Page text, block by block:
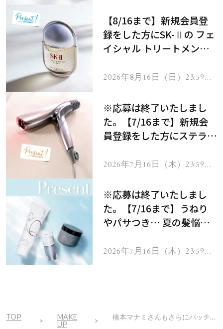
【8/16まで】新規会員登
録をした方にSK-Ⅱの フェ
イシャル トリートメント
2026年8月16日（日）23:59ま
※応募は終了いたしまし
た。【7/16まで】新規会
員登録をした方にステラボ
ヘアドライヤー ジュエル
2026年7月16日（木）23:59ま
※応募は終了いたしまし
た。【7/16まで】うねり
やパサつき… 夏の髪悩み
ムを13名様にプレゼン
2026年7月16日（木）23:59ま
TOP
MAKE
UP
橋本マナミさんもさらにパッチリ♡【グリッターシャドウ】で40代のちんまり目解消！